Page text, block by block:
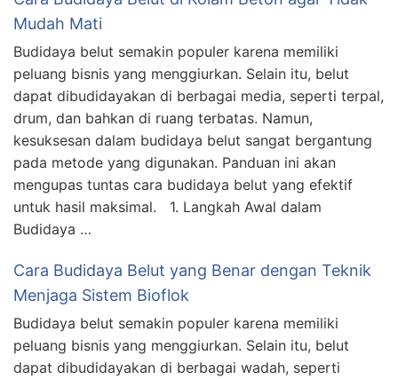
Mudah Mati
Budidaya belut semakin populer karena memiliki
peluang bisnis yang menggiurkan. Selain itu, belut
dapat dibudidayakan di berbagai media, seperti terpal,
drum, dan bahkan di ruang terbatas. Namun,
kesuksesan dalam budidaya belut sangat bergantung
pada metode yang digunakan. Panduan ini akan
mengupas tuntas cara budidaya belut yang efektif
untuk hasil maksimal. 1. Langkah Awal dalam
Budidaya …
Cara Budidaya Belut yang Benar dengan Teknik
Menjaga Sistem Bioflok
Budidaya belut semakin populer karena memiliki
peluang bisnis yang menggiurkan. Selain itu, belut
dapat dibudidayakan di berbagai wadah, seperti